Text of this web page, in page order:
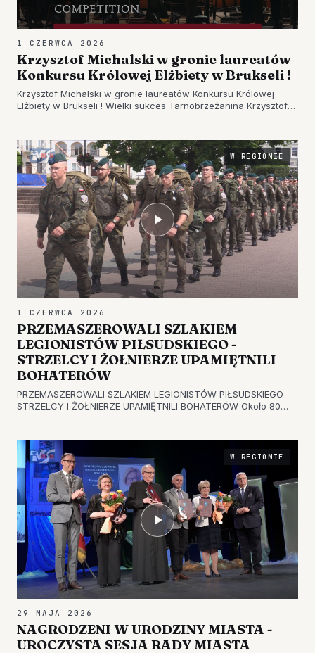
1 CZERWCA 2026
Krzysztof Michalski w gronie laureatów
Konkursu Królowej Elżbiety w Brukseli !
Krzysztof Michalski w gronie laureatów Konkursu Królowej
Elżbiety w Brukseli ! Wielki sukces Tarnobrzeżanina Krzysztofa
W REGIONIE
1 CZERWCA 2026
PRZEMASZEROWALI SZLAKIEM
LEGIONISTÓW PIŁSUDSKIEGO -
STRZELCY I ŻOŁNIERZE UPAMIĘTNILI
BOHATERÓW
PRZEMASZEROWALI SZLAKIEM LEGIONISTÓW PIŁSUDSKIEGO -
STRZELCY I ŻOŁNIERZE UPAMIĘTNILI BOHATERÓW Około 80
To cykliczna in…
W REGIONIE
29 MAJA 2026
NAGRODZENI W URODZINY MIASTA -
UROCZYSTA SESJA RADY MIASTA